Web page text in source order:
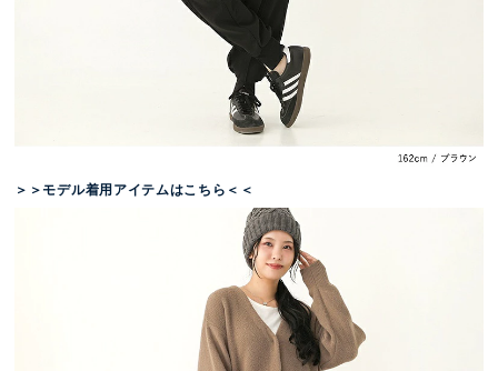
＞＞モデル着用アイテムはこちら＜＜